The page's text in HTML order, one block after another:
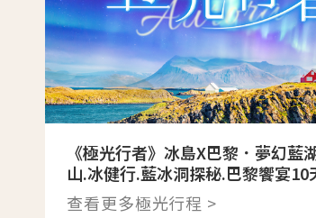
《極光行者》冰島X巴黎．夢幻藍
山.冰健行.藍冰洞探秘.巴黎饗宴10
查看更多極光行程 >